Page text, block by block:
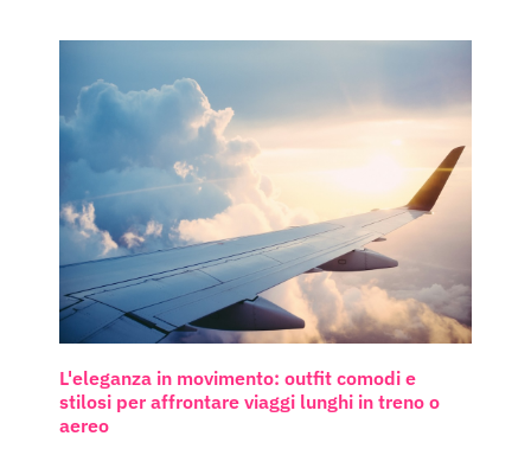
L'eleganza in movimento: outfit comodi e
stilosi per affrontare viaggi lunghi in treno o
aereo